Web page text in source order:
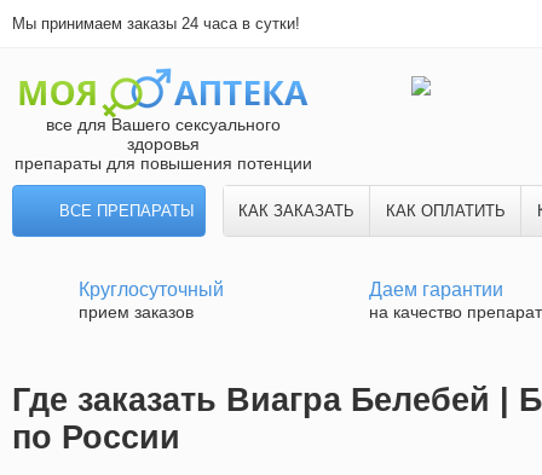
Мы принимаем заказы 24 часа в сутки!
все для Вашего сексуального
здоровья
препараты для повышения потенции
ВСЕ ПРЕПАРАТЫ КАК ЗАКАЗАТЬ КАК ОПЛАТИТЬ
Круглосуточный
прием заказов
Даем гарантии
на качество
Где заказать Виагра Белебей |
по России